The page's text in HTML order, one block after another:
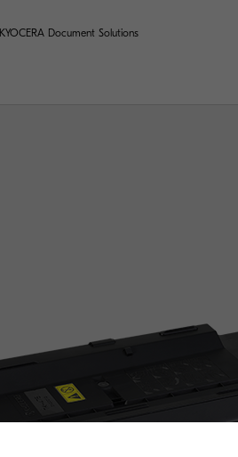
KYOCERA Document Solutions